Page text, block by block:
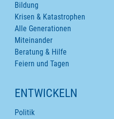
Bildung
Krisen & Katastrophen
Alle Generationen
Miteinander
Beratung & Hilfe
Feiern und Tagen
ENTWICKELN
Politik